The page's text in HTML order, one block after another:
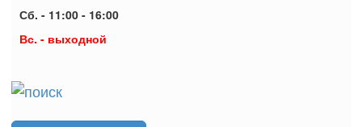
Сб. - 11:00 - 16:00
Вс. - выходной